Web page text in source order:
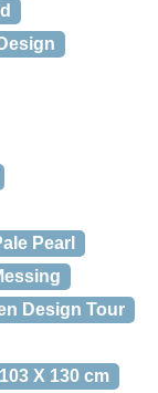
Pearl
Design Tour
X 130 cm